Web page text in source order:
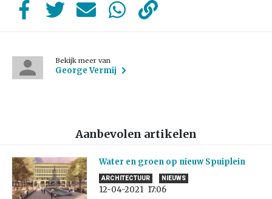
Bekijk meer van
George Vermij
Aanbevolen artikelen
Water en groen op nieuw Spuiplein
ARCHITECTUUR NIEUWS
12-04-2021 17:06